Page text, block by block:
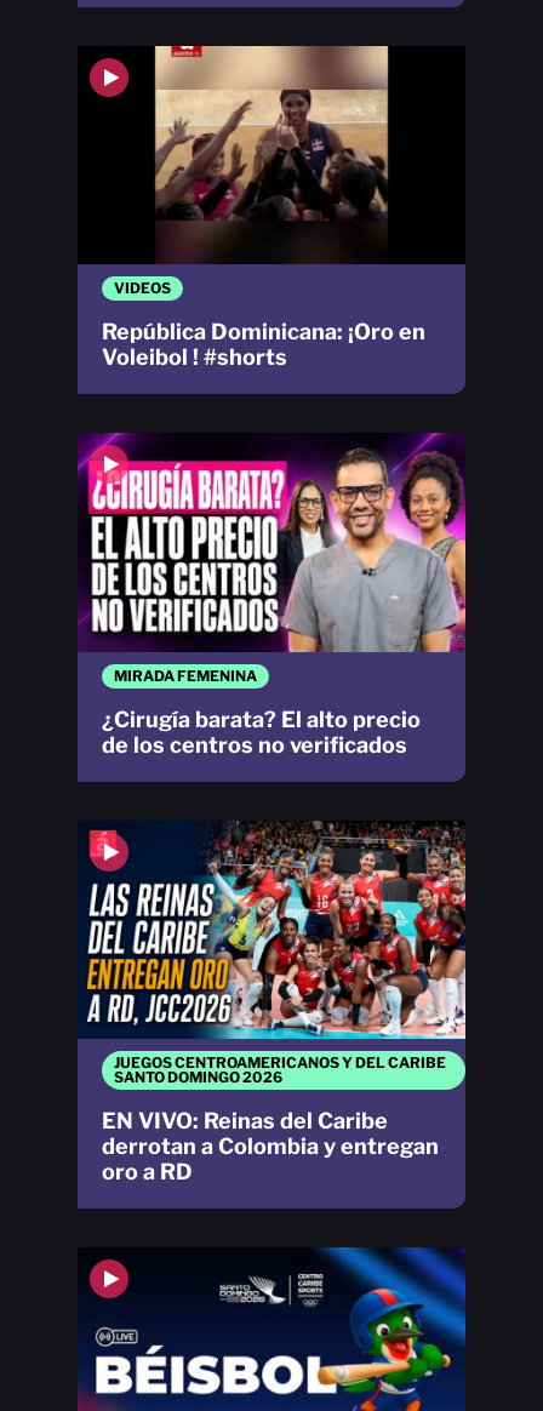
VIDEOS
República Dominicana: ¡Oro en
Voleibol ! #shorts
JUEGOS CENTROAMERICANOS Y DEL CARIBE
SANTO DOMINGO 2026
EN VIVO: Reinas del Caribe
derrotan a Colombia y entregan
oro a RD
MIRADA FEMENINA
¿Cirugía barata? El alto precio
de los centros no verificados